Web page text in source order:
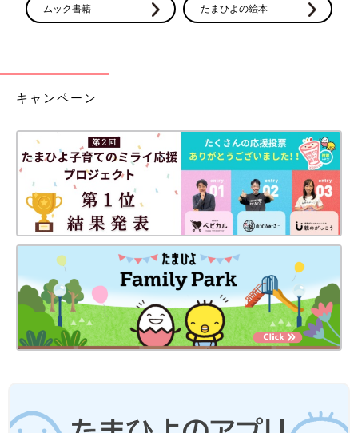
ムック書籍 たまひよの絵本
キャンペーン